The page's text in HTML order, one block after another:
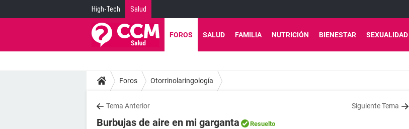
High-Tech Salud
FOROS SALUD FAMILIA NUTRICIÓN BIENESTAR SEXUALIDAD
Foros Otorrinolaringología
Tema Anterior Siguiente Tema
Burbujas de aire en mi garganta Resuelto